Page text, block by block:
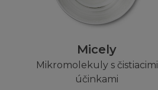
Micely
Mikromolekuly s čistiacimi
účinkami
které